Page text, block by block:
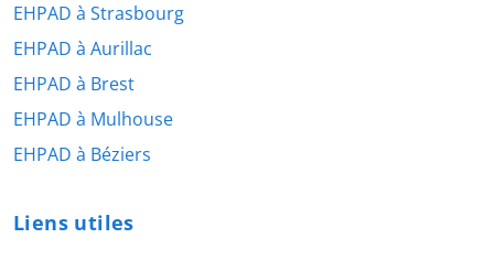
EHPAD à Strasbourg
EHPAD à Aurillac
EHPAD à Brest
EHPAD à Mulhouse
EHPAD à Béziers
Liens utiles